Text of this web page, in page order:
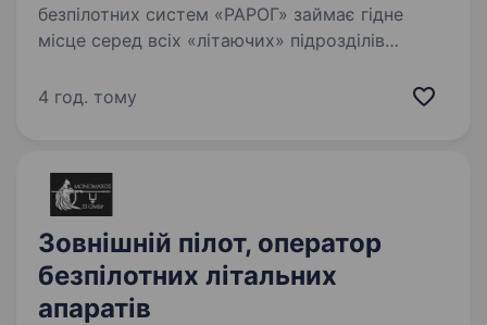
безпілотних систем «РАРОГ» займає гідне
місце серед всіх «літаючих» підрозділів
ворожої техніки та живої сили противника.
4 год. тому
Зовнішній пілот, оператор
безпілотних літальних
апаратів